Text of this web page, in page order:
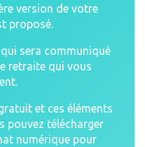
version de votre
proposé.
sera communiqué
retraite qui vous
et ces éléments
pouvez télécharger
numérique pour